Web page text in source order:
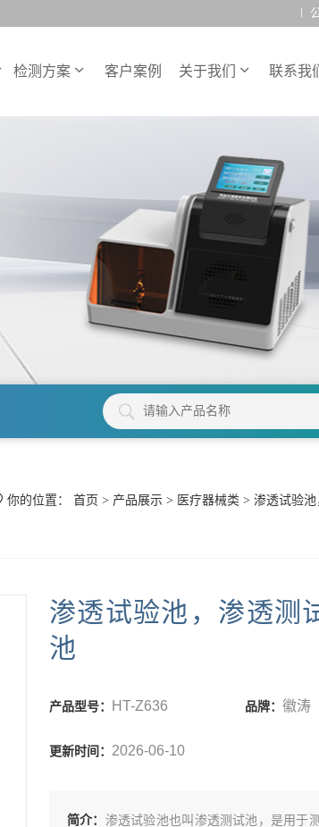
检测方案 客户案例 关于我们 联系我们
你的位置： 首页 > 产品展示> 医疗器械类 > 渗透试验
渗透试验池‌，渗透测
池
产品型号： HT-Z636 品牌：徽涛
更新时间： 2026-06-10
简介： 渗透试验池‌也叫渗透测试池，是用于